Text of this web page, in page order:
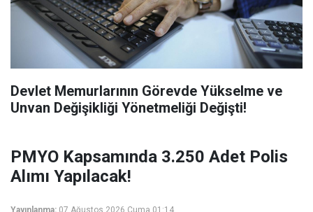
Devlet Memurlarının Görevde Yükselme ve
Unvan Değişikliği Yönetmeliği Değişti!
PMYO Kapsamında 3.250 Adet Polis
Alımı Yapılacak!
Yayınlanma: 07 Ağustos 2026 Cuma 01:14